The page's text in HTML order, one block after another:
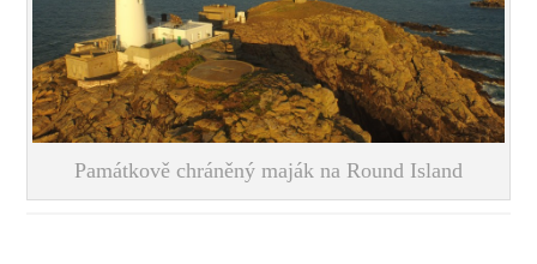
Památkově chráněný maják na Round Island